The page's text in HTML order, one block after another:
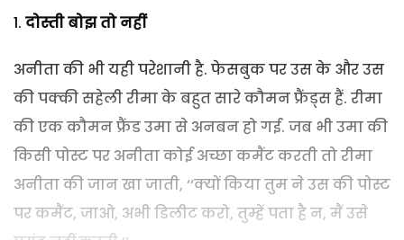
दोस्ती बोझ तो नहीं
अनीता की भी यही परेशानी है. फेसबुक पर उस के और उस
की पक्की सहेली रीमा के बहुत सारे कौमन फ्रैंड्स हैं. रीमा
की एक कौमन फ्रैंड उमा से अनबन हो गई. जब भी उमा की
किसी पोस्ट पर अनीता कोई अच्छा कमैंट करती तो रीमा
अनीता की जान खा जाती, ‘‘क्यों किया तुम ने उस की पोस्ट
पर कमैंट, जाओ, अभी डिलीट करो, तुम्हें पता है न, मैं उसे